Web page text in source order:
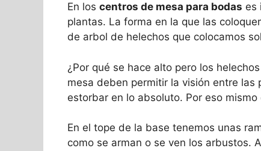
En los centros de mesa para bodas es
plantas. La forma en la que las
de arbol de helechos que colocamos
¿Por qué se hace alto pero los
mesa deben permitir la visión entre
estorbar en lo absoluto. Por eso
En el tope de la base tenemos unas
como se arman o se ven los arbustos.